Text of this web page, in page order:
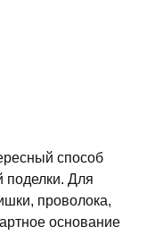
способ
поделки. Для
проволока,
основание